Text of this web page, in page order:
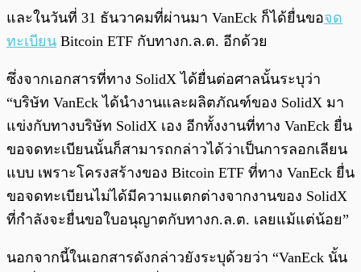
และในวันที่ 31 ธันวาคมที่ผ่านมา VanEck ก็ได้ยื่นขอจด
ทะเบียน Bitcoin ETF กับทางก.ล.ต. อีกด้วย
ซึ่งจากเอกสารที่ทาง SolidX ได้ยื่นต่อศาลนั้นระบุว่า
“บริษัท VanEck ได้นำงานและผลิตภัณฑ์ของ SolidX มา
แข่งกับทางบริษัท SolidX เอง อีกทั้งงานที่ทาง VanEck ยื่น
ขอจดทะเบียนนั้นก็สามารถกล่าวได้ว่าเป็นการลอกเลียน
แบบ เพราะโครงสร้างของ Bitcoin ETF ที่ทาง VanEck ยื่น
ขอจดทะเบียนไม่ได้มีความแตกต่างจากงานของ SolidX
ที่กำลังจะยื่นขอใบอนุญาตกับทางก.ล.ต. เลยแม้แต่น้อย”
นอกจากนี้ในเอกสารดังกล่าวยังระบุด้วยว่า “VanEck นั้น